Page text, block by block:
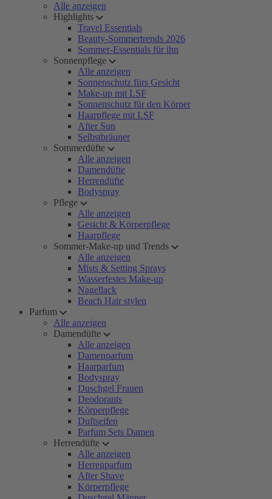
Alle anzeigen
Highlights
Travel Essentials
Beauty-Sommertrends 2026
Sommer-Essentials für ihn
Sonnenpflege
Alle anzeigen
Sonnenschutz fürs Gesicht
Make-up mit LSF
Sonnenschutz für den Körper
Haarpflege mit LSF
After Sun
Selbstbräuner
Sommerdüfte
Alle anzeigen
Damendüfte
Herrendüfte
Bodyspray
Pflege
Alle anzeigen
Gesicht & Körperpflege
Haarpflege
Sommer-Make-up und Trends
Alle anzeigen
Mists & Setting Sprays
Wasserfestes Make-up
Nagellack
Beach Hair stylen
Parfum
Alle anzeigen
Damendüfte
Alle anzeigen
Damenparfum
Haarparfum
Bodyspray
Duschgel Frauen
Deodorants
Körperpflege
Duftseifen
Parfum Sets Damen
Herrendüfte
Alle anzeigen
Herrenparfum
After Shave
Körperpflege